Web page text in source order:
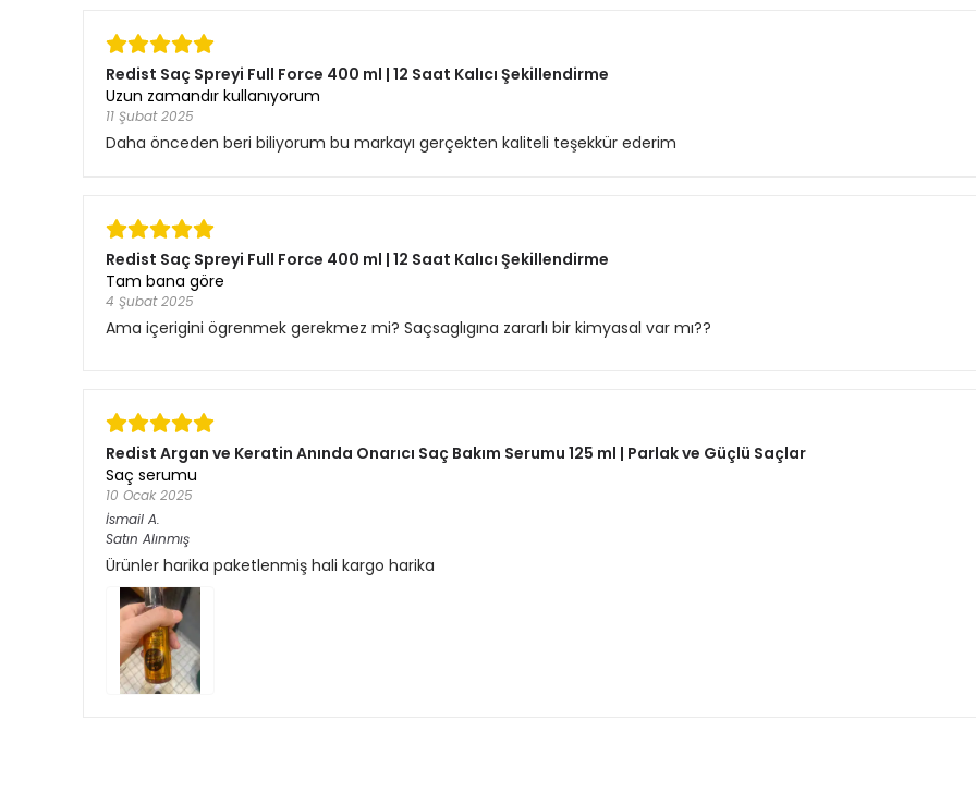
Redist Saç Spreyi Full Force 400 ml | 12 Saat Kalıcı Şekillendirme
Uzun zamandır kullanıyorum
11 Şubat 2025
Daha önceden beri biliyorum bu markayı gerçekten kaliteli teşekkür ederim
Redist Saç Spreyi Full Force 400 ml | 12 Saat Kalıcı Şekillendirme
Tam bana göre
4 Şubat 2025
Ama içerigini ögrenmek gerekmez mi? Saçsaglıgına zararlı bir kimyasal var mı??
Redist Argan ve Keratin Anında Onarıcı Saç Bakım Serumu 125 ml | Parlak ve Güçlü Saçlar
Saç serumu
10 Ocak 2025
İsmail A.
Satın Alınmış
Ürünler harika paketlenmiş hali kargo harika